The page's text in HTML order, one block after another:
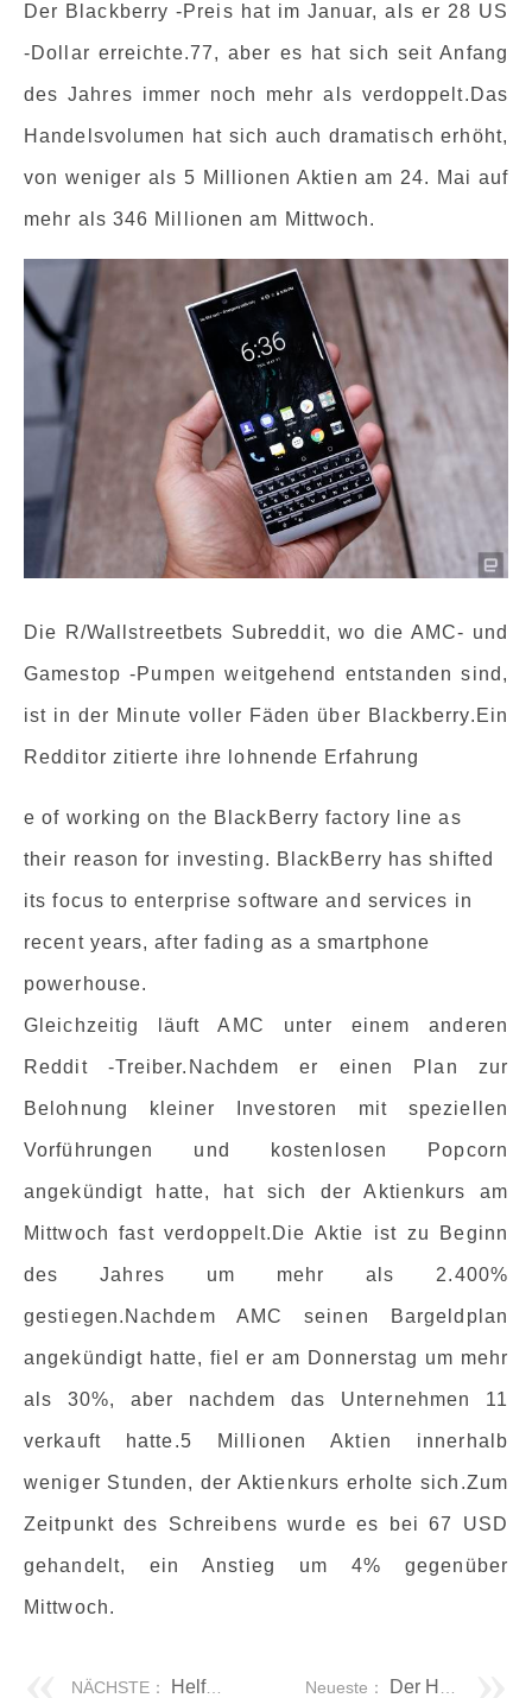
Der Blackberry -Preis hat im Januar, als er 28 US
-Dollar erreichte.77, aber es hat sich seit Anfang
des Jahres immer noch mehr als verdoppelt.Das
Handelsvolumen hat sich auch dramatisch erhöht,
von weniger als 5 Millionen Aktien am 24. Mai auf
mehr als 346 Millionen am Mittwoch.
Die R/Wallstreetbets Subreddit, wo die AMC- und
Gamestop -Pumpen weitgehend entstanden sind,
ist in der Minute voller Fäden über Blackberry.Ein
Redditor zitierte ihre lohnende Erfahrung
e of working on the BlackBerry factory line as
their reason for investing. BlackBerry has shifted
its focus to enterprise software and services in
recent years, after fading as a smartphone
powerhouse.
Gleichzeitig läuft AMC unter einem anderen
Reddit -Treiber.Nachdem er einen Plan zur
Belohnung kleiner Investoren mit speziellen
Vorführungen und kostenlosen Popcorn
angekündigt hatte, hat sich der Aktienkurs am
Mittwoch fast verdoppelt.Die Aktie ist zu Beginn
des Jahres um mehr als 2.400%
gestiegen.Nachdem AMC seinen Bargeldplan
angekündigt hatte, fiel er am Donnerstag um mehr
als 30%, aber nachdem das Unternehmen 11
verkauft hatte.5 Millionen Aktien innerhalb
weniger Stunden, der Aktienkurs erholte sich.Zum
Zeitpunkt des Schreibens wurde es bei 67 USD
gehandelt, ein Anstieg um 4% gegenüber
Mittwoch.
Neueste： Der Hersteller von Microsoft und Voting Machine Hart kooperieren mit der Wahlsicherheit
NÄCHSTE： Helfen Sie Ihrem verteilten Team mit Cloud ERP gedeihen